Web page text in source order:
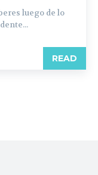
luego de lo
READ